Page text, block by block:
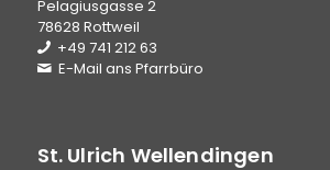
Pelagiusgasse 2
78628 Rottweil
+49 741 212 63
E-Mail ans Pfarrbüro
St. Ulrich Wellendingen